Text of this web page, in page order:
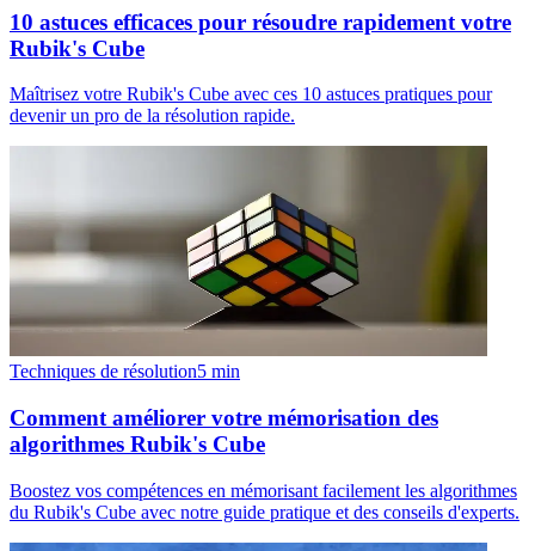
10 astuces efficaces pour résoudre rapidement votre
Rubik's Cube
Maîtrisez votre Rubik's Cube avec ces 10 astuces pratiques pour
devenir un pro de la résolution rapide.
Techniques de résolution5 min
Comment améliorer votre mémorisation des
algorithmes Rubik's Cube
Boostez vos compétences en mémorisant facilement les algorithmes
du Rubik's Cube avec notre guide pratique et des conseils d'experts.